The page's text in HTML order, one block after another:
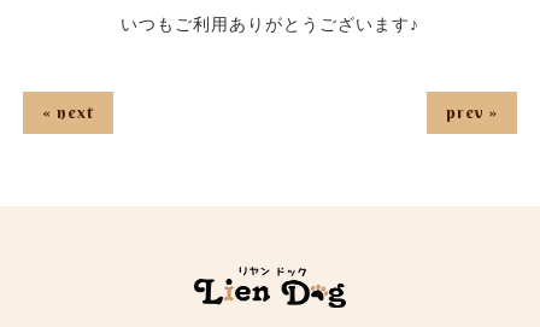
いつもご利用ありがとうございます♪
« next prev »